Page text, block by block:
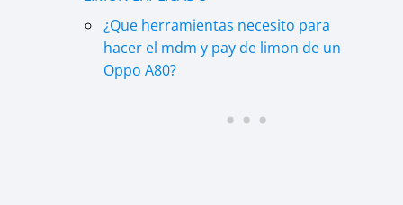
¿Que herramientas necesito para
hacer el mdm y pay de limon de un
Oppo A80?